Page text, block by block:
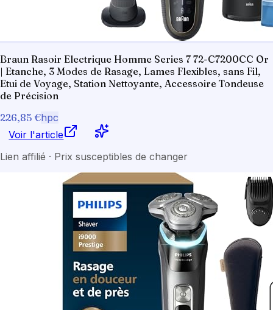
Braun Rasoir Electrique Homme Series 7 72-C7200CC Or
| Etanche, 3 Modes de Rasage, Lames Flexibles, sans Fil,
Etui de Voyage, Station Nettoyante, Accessoire Tondeuse
de Précision
226,85 €hpc
Voir l'article
Lien affilié · Prix susceptibles de changer